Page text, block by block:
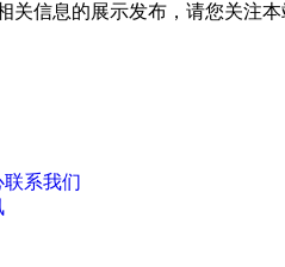
关信息的展示发布，请您关注本
联系我们